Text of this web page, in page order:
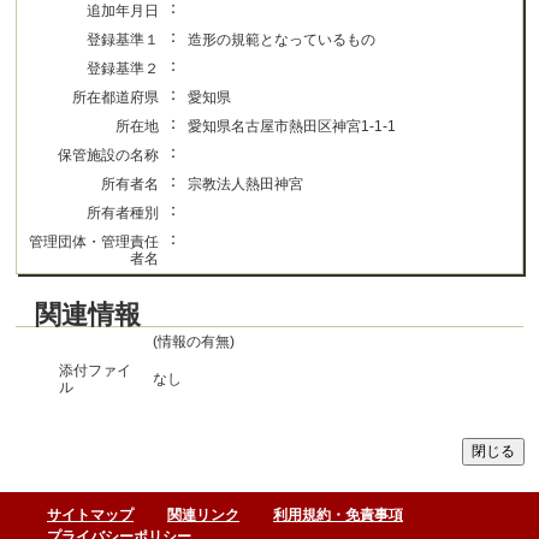
追加年月日 ：
登録基準１ ：
造形の規範となっているもの
登録基準２
：
所在都道府県 ：
愛知県
所在地
：
愛知県名古屋市熱田区神宮1-1-1
保管施設の名称
：
所有者名 ：
宗教法人熱田神宮
所有者種別
：
管理団体・管理責任
者名
：
関連情報
(情報の有無)
添付ファイ
ル
なし
サイトマップ 関連リンク
利用規約・免責事項